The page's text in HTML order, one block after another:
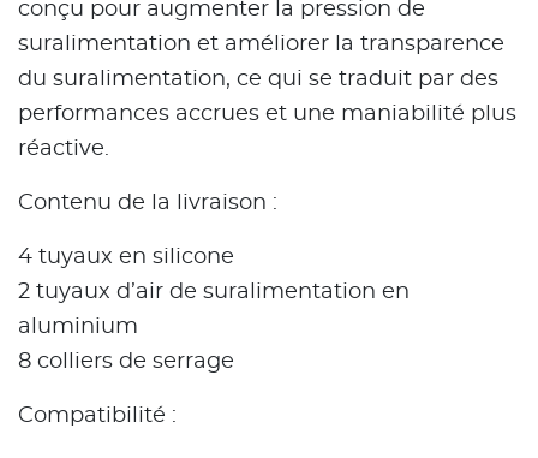
conçu pour augmenter la pression de
suralimentation et améliorer la transparence
du suralimentation, ce qui se traduit par des
performances accrues et une maniabilité plus
réactive.
Contenu de la livraison :
4 tuyaux en silicone
2 tuyaux d’air de suralimentation en
aluminium
8 colliers de serrage
Compatibilité :